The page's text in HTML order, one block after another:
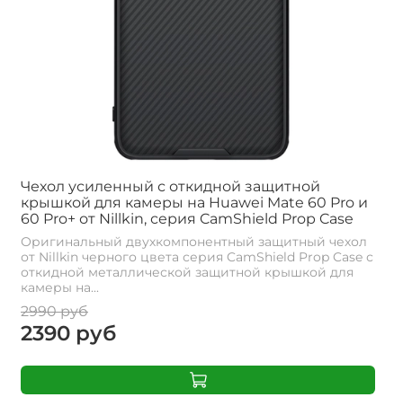
Чехол усиленный с откидной защитной
крышкой для камеры на Huawei Mate 60 Pro и
60 Pro+ от Nillkin, серия CamShield Prop Case
Оригинальный двухкомпонентный защитный чехол
от Nillkin черного цвета серия CamShield Prop Case с
откидной металлической защитной крышкой для
камеры на...
2990 руб
2390 руб